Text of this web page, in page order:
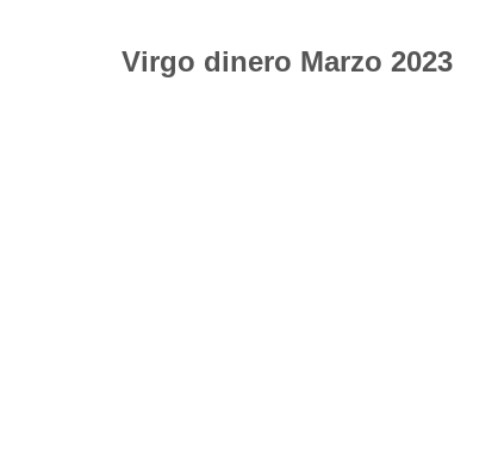
Virgo dinero Marzo 2023